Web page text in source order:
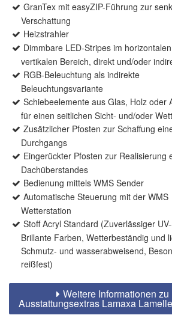
GranTex mit easyZIP-Führung zur
Verschattung
Heizstrahler
Dimmbare LED-Stripes im
vertikalen Bereich, direkt und/oder
RGB-Beleuchtung als indirekte
Beleuchtungsvariante
Schiebeelemente aus Glas, Holz oder
für einen seitlichen Sicht- und/oder
Zusätzlicher Pfosten zur Schaffung
Durchgangs
Eingerückter Pfosten zur Realisierung
Dachüberstandes
Bedienung mittels WMS Sender
Automatische Steuerung mit der WMS
Wetterstation
Stoff Acryl Standard (Zuverlässiger
Brillante Farben, Wetterbeständig und
Schmutz- und wasserabweisend,
reißfest)
Weitere Informationen zu
Ausstattungsextras Lamaxa